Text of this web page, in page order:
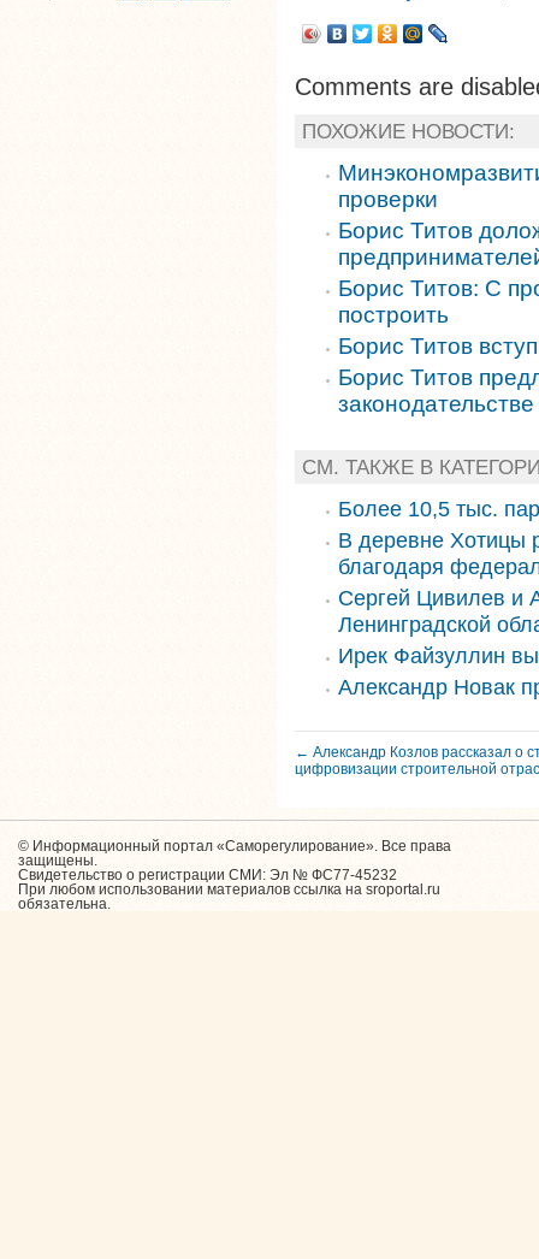
Comments are
ПОХОЖИЕ НОВОСТИ:
проверки
Борис Титов
Борис Титов: С
построить
Борис Титов
Борис Титов
законодательстве
СМ. ТАКЖЕ В
Более 10,5 тыс.
В деревне Хотицы
благодаря
Сергей Цивилев и
Ленинградской
Ирек Файзуллин
Александр Новак
← Александр Козлов рассказал о
цифровизации строительной
© Информационный портал «Саморегулирование». Все права
защищены.
Свидетельство о регистрации СМИ: Эл № ФС77-45232
При любом использовании материалов ссылка на sroportal.ru
обязательна.